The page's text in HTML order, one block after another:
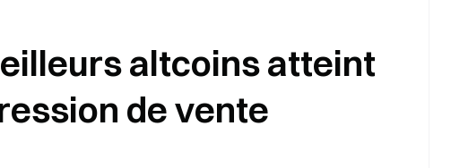
altcoins atteint
de vente